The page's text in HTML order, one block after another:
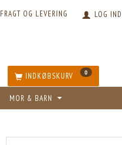
LOG IND
FRAGT OG LEVERING
INDKØBSKURV 0
MOR & BARN